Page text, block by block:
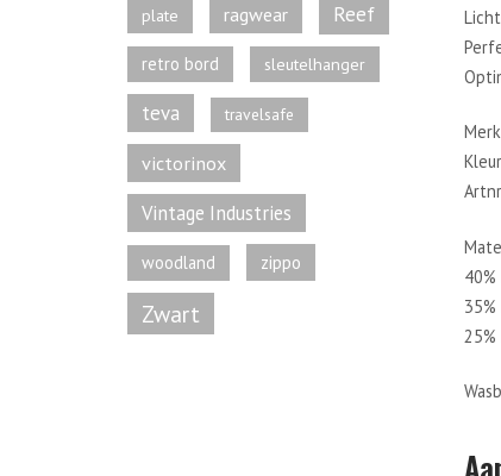
25%
plate ragwear Reef
retro bord sleutelhanger
teva travelsafe
victorinox
Vintage Industries
woodland zippo
Zwart